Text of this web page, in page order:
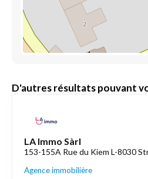
D'autres résultats pouvant
LA Immo Sàrl
153-155A Rue du Kiem L-8030
Agence immobilière